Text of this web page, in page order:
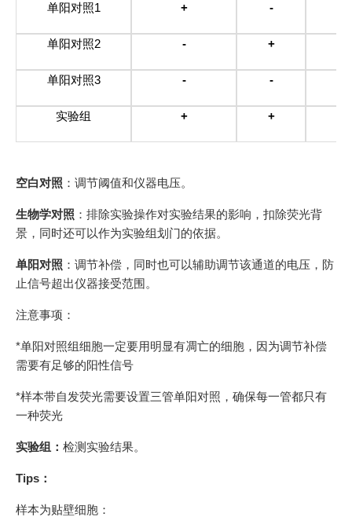
单阳对照1 + -
单阳对照2 - +
单阳对照3 - -
实验组 + +
空白对照 ：调节阈值和仪器电压。
生物学对照 ：排除实验操作对实验结果的影响，扣除荧光背
景，同时还可以作为实验组划门的依据。
单阳对照 ：调节补偿，同时也可以辅助调节该通道的电压，防
止信号超出仪器接受范围。
注意事项：
*单阳对照组细胞一定要用明显有凋亡的细胞，因为调节补偿
需要有足够的阳性信号
*样本带自发荧光需要设置三管单阳对照，确保每一管都只有
一种荧光
实验组： 检测实验结果。
Tips：
样本为贴壁细胞：